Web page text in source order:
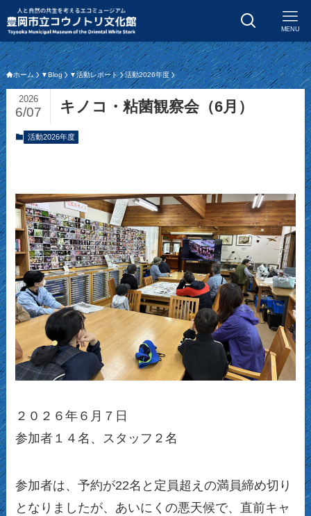
MENU
ホーム ▼Blog ▼活動レポート 活動2026年度
キノコ・粘菌観察会（6月）
2026
6/07
活動2026年度
２０２６年６月７日
参加者１４名、スタッフ２名
参加者は、予約が22名と定員超えの満員締め切り
となりましたが、あいにくの悪天候で、直前キャ